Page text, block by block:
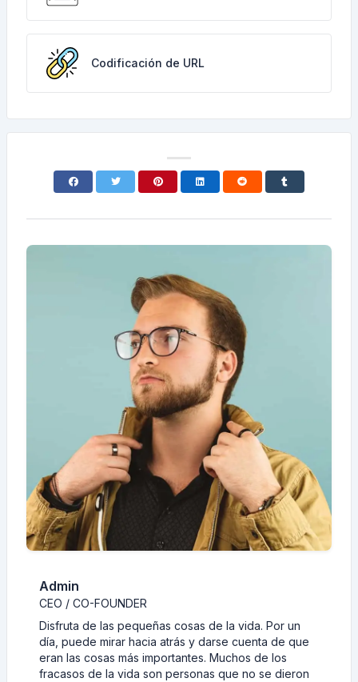
Codificación de URL
Admin
CEO / CO-FOUNDER
Disfruta de las pequeñas cosas de la vida. Por un
día, puede mirar hacia atrás y darse cuenta de que
eran las cosas más importantes. Muchos de los
fracasos de la vida son personas que no se dieron